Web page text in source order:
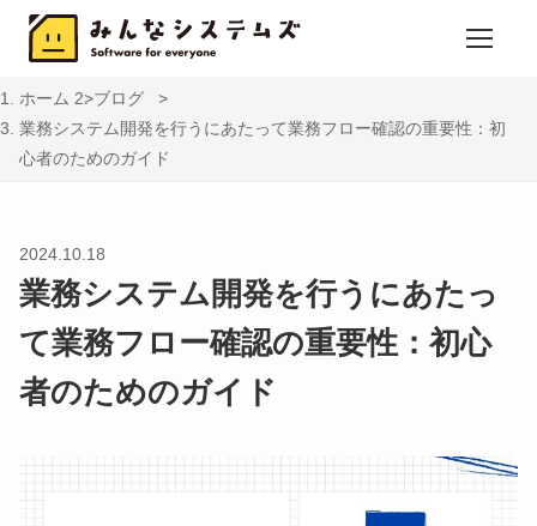
ホーム
ブログ
業務システム開発を行うにあたって業務フロー確認の重要性：初
心者のためのガイド
2024.10.18
業務システム開発を行うにあたっ
て業務フロー確認の重要性：初心
者のためのガイド